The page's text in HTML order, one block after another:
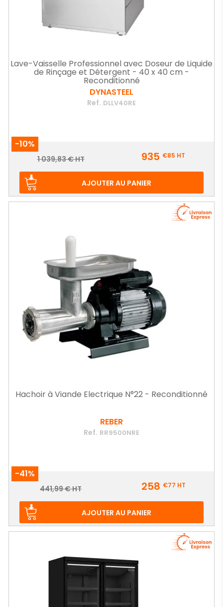
Lave-Vaisselle Professionnel avec Doseur de Liquide
de Rinçage et Détergent - 40 x 40 cm -
Reconditionné
DYNASTEEL
Ref. DLLV40RE
-10%
Prix
Prix
1 039,83 € HT 935 €85 HT
AJOUTER AU PANIER
Hachoir à Viande Electrique N°22 - Reconditionné
REBER
Ref. RR9500NRE
-41%
Prix
Prix
441,99 € HT 258 €77 HT
AJOUTER AU PANIER